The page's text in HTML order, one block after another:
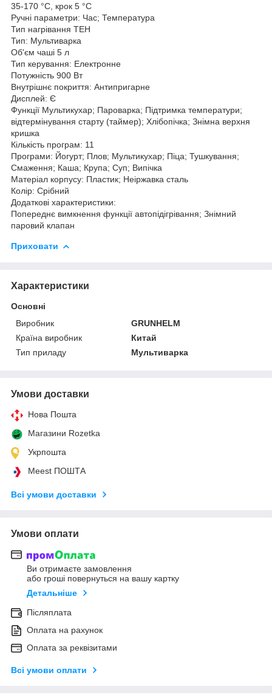
35-170 °C, крок 5 °C
Ручні параметри: Час; Температура
Тип нагрівання ТЕН
Тип: Мультиварка
Об'єм чаші 5 л
Тип керування: Електронне
Потужність 900 Вт
Внутрішнє покриття: Антипригарне
Дисплей: Є
Функції Мультикухар; Пароварка; Підтримка температури;
відтермінування старту (таймер); Хлібопічка; Знімна верхня
кришка
Кількість програм: 11
Програми: Йогурт; Плов; Мультикухар; Піца; Тушкування;
Смаження; Каша; Крупа; Суп; Випічка
Матеріал корпусу: Пластик; Неіржавка сталь
Колір: Срібний
Додаткові характеристики:
Попереднє вимкнення функції автопідігрівання; Знімний
паровий клапан
Приховати
Характеристики
Основні
Виробник
GRUNHELM
Країна виробник
Китай
Тип приладу
Мультиварка
Умови доставки
Нова Пошта
Магазини Rozetka
Укрпошта
Meest ПОШТА
Всі умови доставки
Умови оплати
Ви отримаєте замовлення
або гроші повернуться на вашу картку
Детальніше
Післяплата
Оплата на рахунок
Оплата за реквізитами
Всі умови оплати